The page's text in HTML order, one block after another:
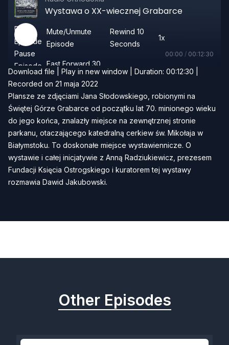
Wystawa o XX-wiecznej Grabarce
Play
Episode
Pause
Episode
Mute/Unmute
Episode
Rewind 10
Seconds
1x
Fast Forward 30
seconds
00:00 / 00:12:30
Subscribe Share
Download file Play in new window Duration: 00:12:30
Recorded on 21 maja 2022
Plansze ze zdjęciami Jana Słodowskiego, robionymi na
Świętej Górze Grabarce od początku lat 70. minionego wieku
do jego końca, znalazły miejsce na zewnętrznej stronie
parkanu, otaczającego katedralną cerkiew św. Mikołaja w
Białymstoku. To doskonałe miejsce wystawiennicze. O
wystawie i całej inicjatywie z Anną Radziukiewicz, prezesem
Fundacji Księcia Ostrogskiego i kuratorem tej wystawy
rozmawia Dawid Jakubowski.
Other Episodes